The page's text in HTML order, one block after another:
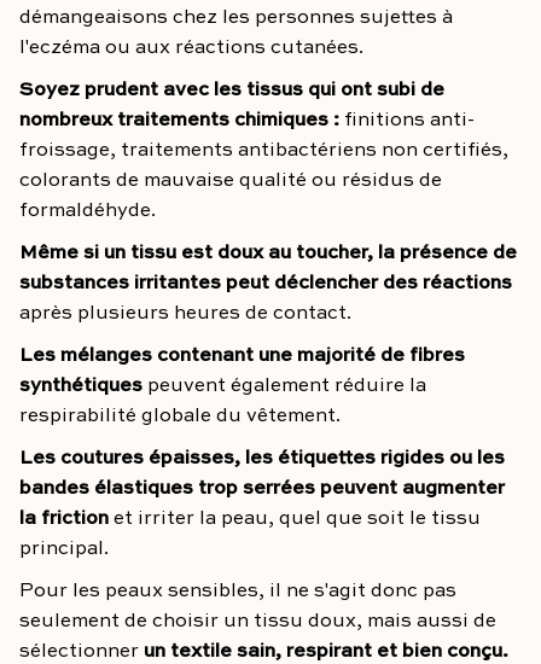
démangeaisons chez les personnes sujettes à
l'eczéma ou aux réactions cutanées.
Soyez prudent avec les tissus qui ont subi de
nombreux traitements chimiques : finitions anti-
froissage, traitements antibactériens non certifiés,
colorants de mauvaise qualité ou résidus de
formaldéhyde.
Même si un tissu est doux au toucher, la présence de
substances irritantes peut déclencher des réactions
après plusieurs heures de contact.
Les mélanges contenant une majorité de fibres
synthétiques peuvent également réduire la
respirabilité globale du vêtement.
Les coutures épaisses, les étiquettes rigides ou les
bandes élastiques trop serrées peuvent augmenter
la friction et irriter la peau, quel que soit le tissu
principal.
Pour les peaux sensibles, il ne s'agit donc pas
seulement de choisir un tissu doux, mais aussi de
sélectionner un textile sain, respirant et bien conçu.